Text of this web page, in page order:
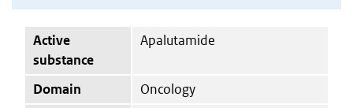
Active
substance
Apalutamide
Domain
Oncology